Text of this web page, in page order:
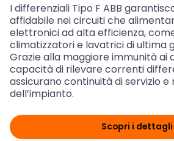
I differenziali Tipo F ABB
affidabile nei circuiti che
elettronici ad alta efficienza,
climatizzatori e lavatrici di ultima
Grazie alla maggiore immunità ai
capacità di rilevare correnti
assicurano continuità di servizio e
dell’impianto.
Scopri i dettagli